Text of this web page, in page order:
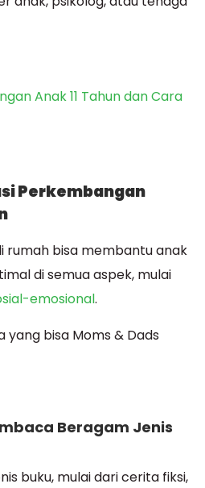
Anak 11 Tahun dan Cara
Perkembangan
rumah bisa membantu anak
di semua aspek, mulai
emosional.
bisa Moms & Dads
Beragam Jenis
buku, mulai dari cerita fiksi,